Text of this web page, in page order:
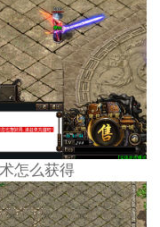
怎么获得